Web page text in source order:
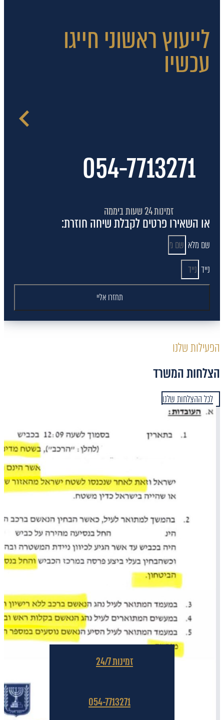
לייעוץ ראשוני חייגו
עכשיו
054-7713271
זמינות 24 שעות ביממה
או השאירו פרטים לקבלת שיחה חוזרת:
שם מלא
נייד
תחזרו אליי
הפעילות שלנו
הצלחות המשרד
לכל ההצלחות שלנו
זמינות 24/7
054-7713271